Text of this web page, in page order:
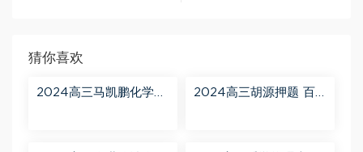
猜你喜欢
2024高三马凯鹏化学一
2024高三胡源押题 百